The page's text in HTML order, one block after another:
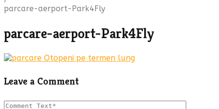
parcare-aerport-Park4Fly
parcare-aerport-Park4Fly
Leave a Comment